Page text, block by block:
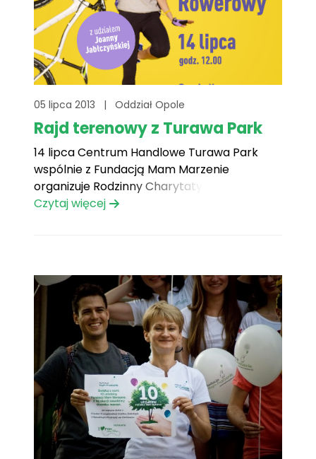
05 lipca 2013 | Oddział Opole
Rajd terenowy z Turawa Park
14 lipca Centrum Handlowe Turawa Park
wspólnie z Fundacją Mam Marzenie
organizuje Rodzinny Charytatywny Rajd
Rowerowy, aby pomóc spełnić marzenie
Czytaj więcej